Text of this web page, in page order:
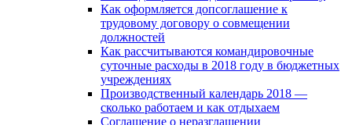
Как оформляется допсоглашение к
трудовому договору о совмещении
должностей
Как рассчитываются командировочные
суточные расходы в 2018 году в бюджетных
учреждениях
Производственный календарь 2018 —
сколько работаем и как отдыхаем
Соглашение о неразглашении